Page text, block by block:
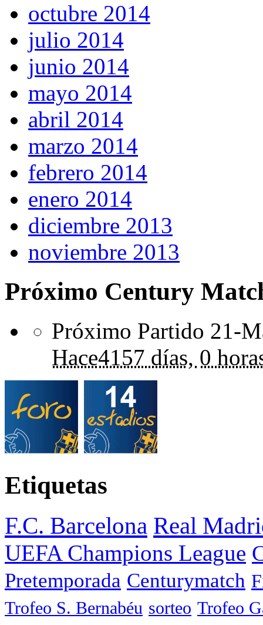
octubre 2014
julio 2014
junio 2014
mayo 2014
abril 2014
marzo 2014
febrero 2014
enero 2014
diciembre 2013
noviembre 2013
Próximo Century
Próximo Partido 21-
Hace4157 días, 0
Etiquetas
F.C. Barcelona Real
UEFA Champions League
Pretemporada Centurymatch
Trofeo S. Bernabéu sorteo Trofeo